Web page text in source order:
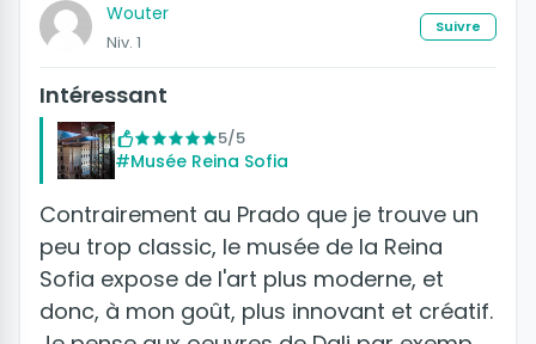
Wouter
Niv. 1
Suivre
Intéressant
5/5
#Musée Reina Sofia
Contrairement au Prado que je trouve un
peu trop classic, le musée de la Reina
Sofia expose de l'art plus moderne, et
donc, à mon goût, plus innovant et créatif.